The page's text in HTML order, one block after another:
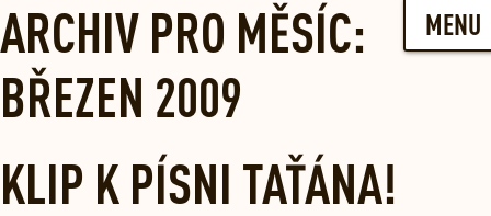
Skip
to
content
MENU
ARCHIV PRO MĚSÍC:
BŘEZEN 2009
KLIP K PÍSNI TAŤÁNA!